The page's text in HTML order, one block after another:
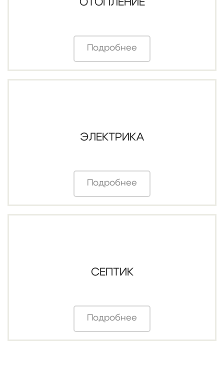
КАРКАСНЫЕ ДОМА
Подробнее
ЭЛЕКТРИКА
Подробнее
СЕПТИК
Подробнее